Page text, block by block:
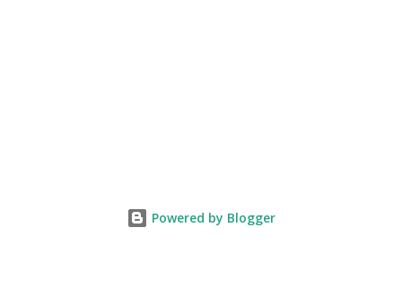
Powered by Blogger